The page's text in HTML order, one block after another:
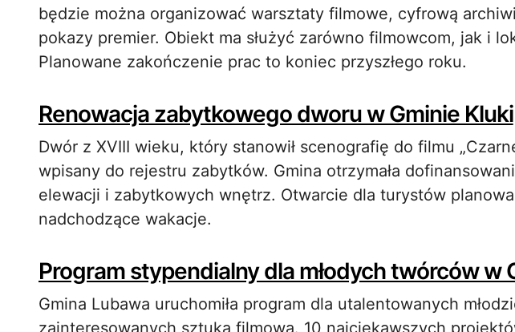
będzie można organizować warsztaty filmowe, cyfrową
pokazy premier. Obiekt ma służyć zarówno filmowcom, jak i
Planowane zakończenie prac to koniec przyszłego roku.
Renowacja zabytkowego dworu w Gminie Kluki
Dwór z XVIII wieku, który stanowił scenografię do filmu
wpisany do rejestru zabytków. Gmina otrzymała
elewacji i zabytkowych wnętrz. Otwarcie dla turystów
nadchodzące wakacje.
Program stypendialny dla młodych twórców w
Gmina Lubawa uruchomiła program dla utalentowanych
zainteresowanych sztuką filmową. 10 najciekawszych